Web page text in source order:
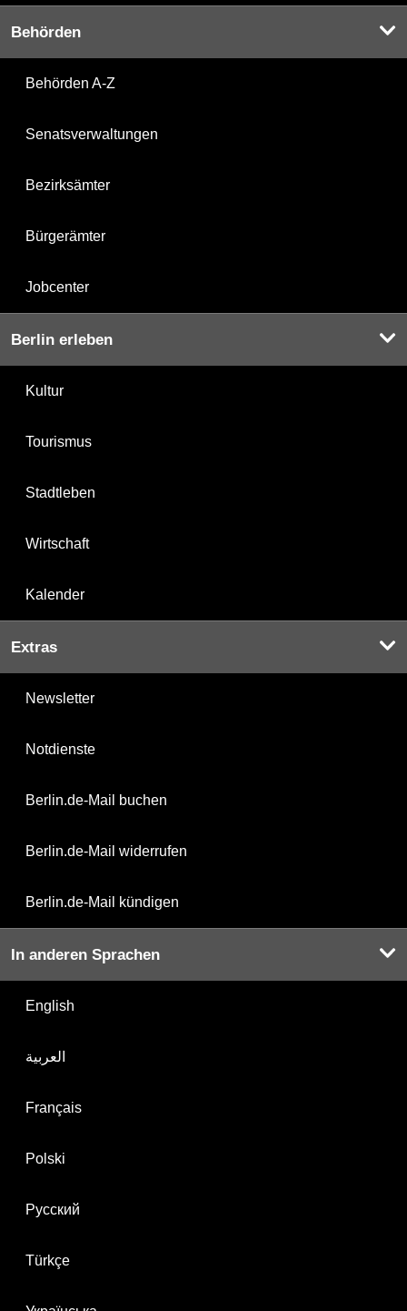
Behörden
Behörden A-Z
Senatsverwaltungen
Bezirksämter
Bürgerämter
Jobcenter
Berlin erleben
Kultur
Tourismus
Stadtleben
Wirtschaft
Kalender
Extras
Newsletter
Notdienste
Berlin.de-Mail buchen
Berlin.de-Mail widerrufen
Berlin.de-Mail kündigen
In anderen Sprachen
English
العربية
Français
Polski
Русский
Türkçe